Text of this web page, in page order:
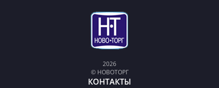
2026
© НОВОТОРГ
КОНТАКТЫ